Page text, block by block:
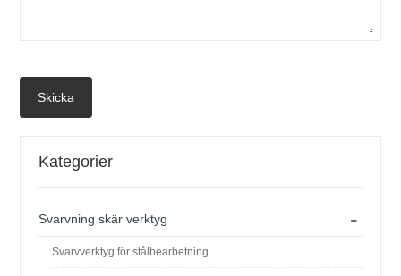
Skicka
Kategorier
-
Svarvning skär verktyg
Svarvverktyg för stålbearbetning